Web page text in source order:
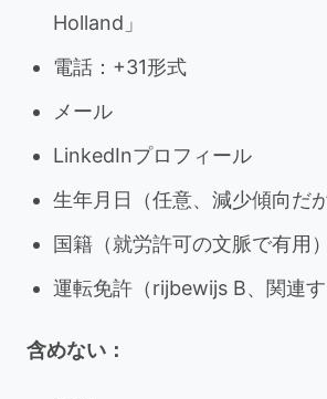
Holland」
電話：+31形式
メール
LinkedInプロフィール
生年月日（任意、減少傾向だ
国籍（就労許可の文脈で有用）
運転免許（rijbewijs B、関連す
含めない：